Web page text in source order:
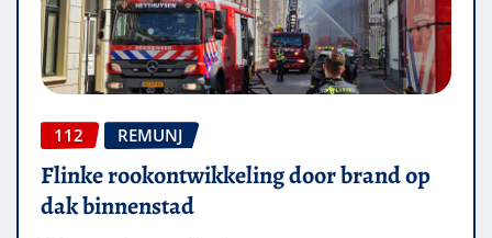
112 REMUNJ
Flinke rookontwikkeling door brand op
dak binnenstad